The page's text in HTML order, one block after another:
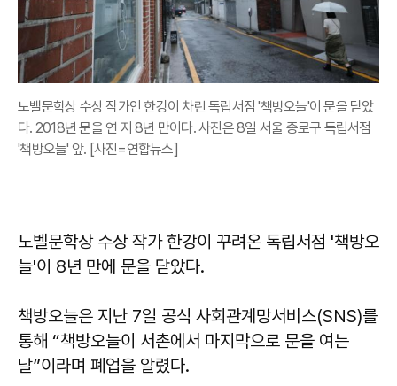
노벨문학상 수상 작가인 한강이 차린 독립서점 '책방오늘'이 문을 닫았
다. 2018년 문을 연 지 8년 만이다. 사진은 8일 서울 종로구 독립서점
'책방오늘' 앞. [사진=연합뉴스]
노벨문학상 수상 작가 한강이 꾸려온 독립서점 '책방오
늘'이 8년 만에 문을 닫았다.
책방오늘은 지난 7일 공식 사회관계망서비스(SNS)를
통해 “책방오늘이 서촌에서 마지막으로 문을 여는
날”이라며 폐업을 알렸다.